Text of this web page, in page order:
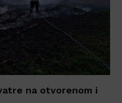
na otvorenom i